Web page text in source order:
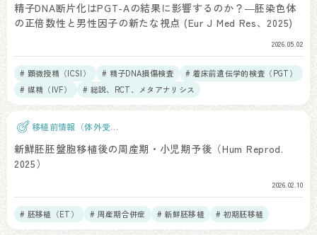
精子DNA断片化はPGT-Aの結果に影響するのか？―胚染色体
の正倍数性と男性因子の新たな視点 (Eur J Med Res、2025)
2026.05.02
# 顕微授精（ICSI） # 精子DNA損傷検査
# 着床前遺伝学的検査（PGT）
# 媒精（IVF）
# 総説、RCT、メタアナリシス
移植前情報（体外受
新鮮胚胚盤胞移植後の周産期・小児期予後（Hum Reprod.
2025）
2026.02.10
# 胚移植（ET） # 周産期合併症 # 新鮮胚移植 # 初期胚移植